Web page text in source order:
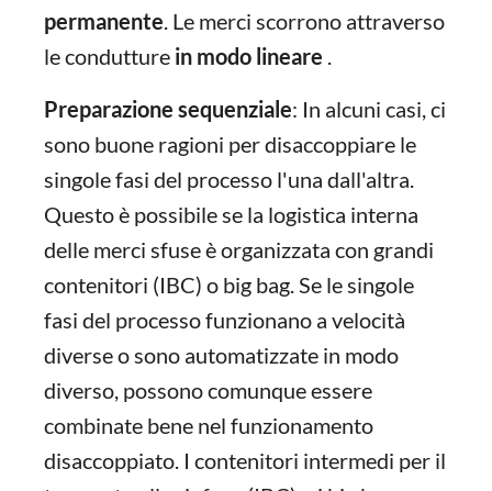
permanente. Le merci scorrono attraverso
le condutture in modo lineare .
Preparazione sequenziale: In alcuni casi, ci
sono buone ragioni per disaccoppiare le
singole fasi del processo l'una dall'altra.
Questo è possibile se la logistica interna
delle merci sfuse è organizzata con grandi
contenitori (IBC) o big bag. Se le singole
fasi del processo funzionano a velocità
diverse o sono automatizzate in modo
diverso, possono comunque essere
combinate bene nel funzionamento
disaccoppiato. I contenitori intermedi per il